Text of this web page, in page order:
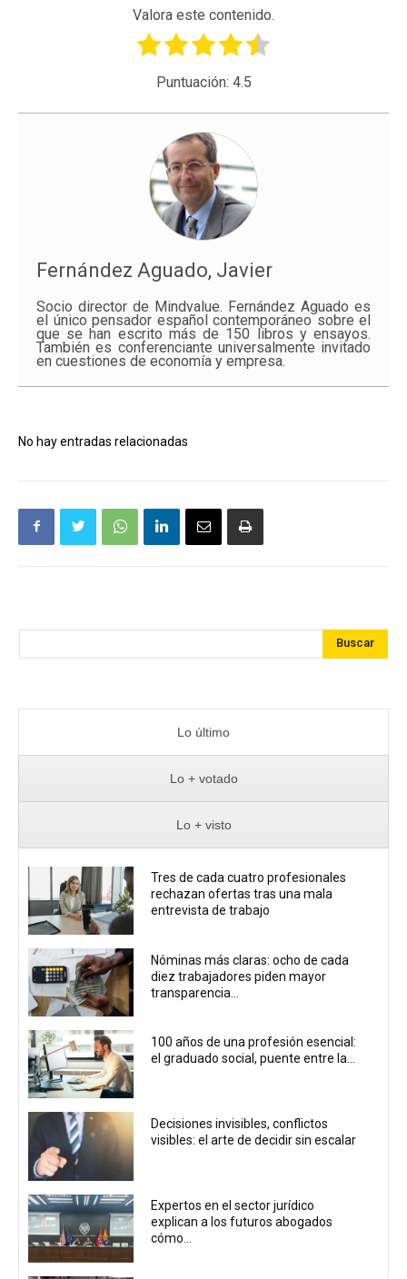
Valora este contenido.
Puntuación: 4.5
Fernández Aguado, Javier
Socio director de Mindvalue. Fernández Aguado es
el único pensador español contemporáneo sobre el
que se han escrito más de 150 libros y ensayos.
También es conferenciante universalmente invitado
en cuestiones de economía y empresa.
No hay entradas relacionadas
Buscar
Lo último
Lo + votado
Lo + visto
Tres de cada cuatro profesionales
rechazan ofertas tras una mala
entrevista de trabajo
Nóminas más claras: ocho de cada
diez trabajadores piden mayor
transparencia...
100 años de una profesión esencial:
el graduado social, puente entre la...
Decisiones invisibles, conflictos
visibles: el arte de decidir sin escalar
Expertos en el sector jurídico
explican a los futuros abogados
cómo...